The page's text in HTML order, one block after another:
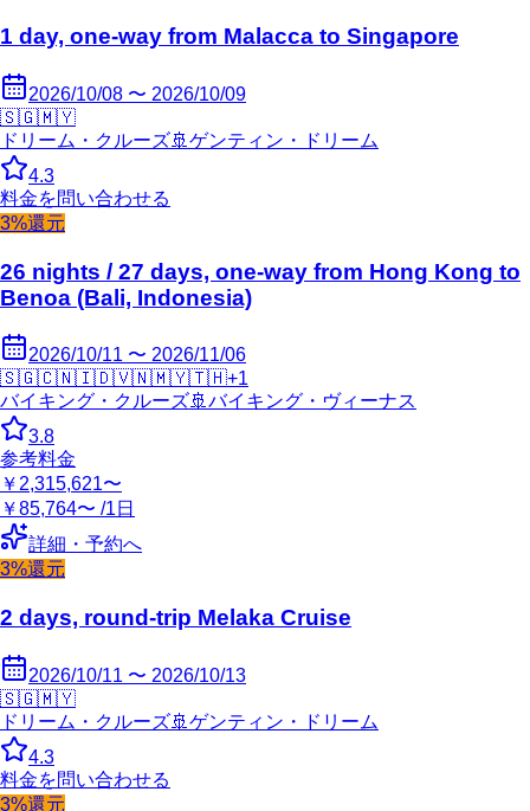
1 day, one-way from Malacca to Singapore
2026/10/08 〜 2026/10/09
🇸🇬🇲🇾
ドリーム・クルーズ🚢 ゲンティン・ドリーム
4.3
料金を問い合わせる
3%還元
26 nights / 27 days, one-way from Hong Kong to
Benoa (Bali, Indonesia)
2026/10/11 〜 2026/11/06
🇸🇬🇨🇳🇮🇩🇻🇳🇲🇾🇹🇭+1
バイキング・クルーズ🚢バイキング・ヴィーナス
3.8
参考料金
￥2,315,621〜
￥85,764〜 /1日
詳細・予約へ
3%還元
2 days, round-trip Melaka Cruise
2026/10/11 〜 2026/10/13
🇸🇬🇲🇾
ドリーム・クルーズ🚢 ゲンティン・ドリーム
4.3
料金を問い合わせる
3%還元